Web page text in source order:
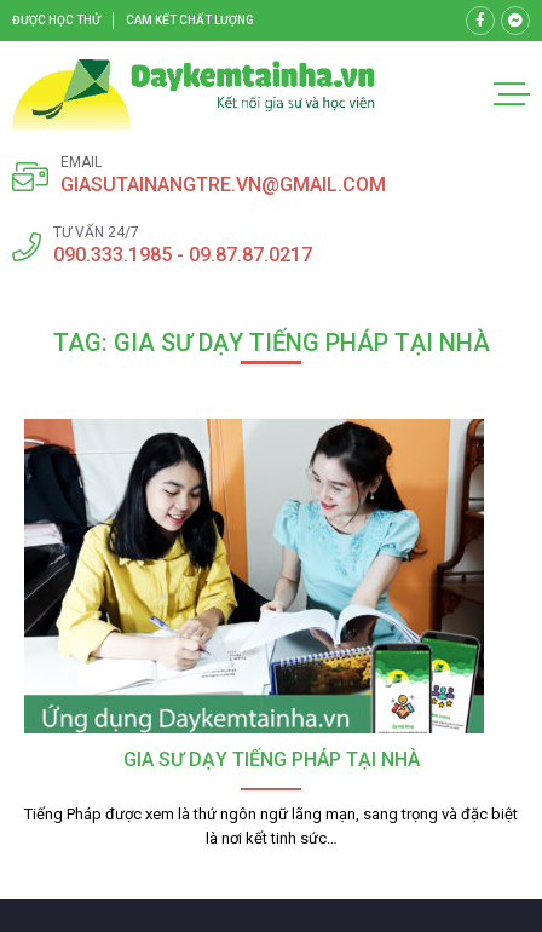
ĐƯỢC HỌC THỬ CAM KẾT CHẤT LƯỢNG
EMAIL
GIASUTAINANGTRE.VN@GMAIL.COM
TƯ VẤN 24/7
090.333.1985 - 09.87.87.0217
TAG: GIA SƯ DẠY TIẾNG PHÁP TẠI NHÀ
GIA SƯ DẠY TIẾNG PHÁP TẠI NHÀ
Tiếng Pháp được xem là thứ ngôn ngữ lãng mạn, sang trọng và đặc biệt
là nơi kết tinh sức…